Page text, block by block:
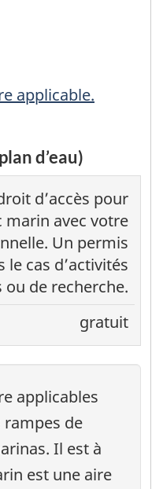
applicable.
d’eau)
d’accès pour
marin avec votre
Un permis
cas d’activités
de recherche.
gratuit
applicables
rampes de
Il est à
est une aire